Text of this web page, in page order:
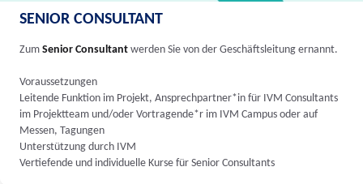
SENIOR CONSULTANT
Zum Senior Consultant werden Sie von der Geschäftsleitung ernannt.
Voraussetzungen
Leitende Funktion im Projekt, Ansprechpartner*in für IVM Consultants
im Projektteam und/oder Vortragende*r im IVM Campus oder auf
Messen, Tagungen
Unterstützung durch IVM
Vertiefende und individuelle Kurse für Senior Consultants